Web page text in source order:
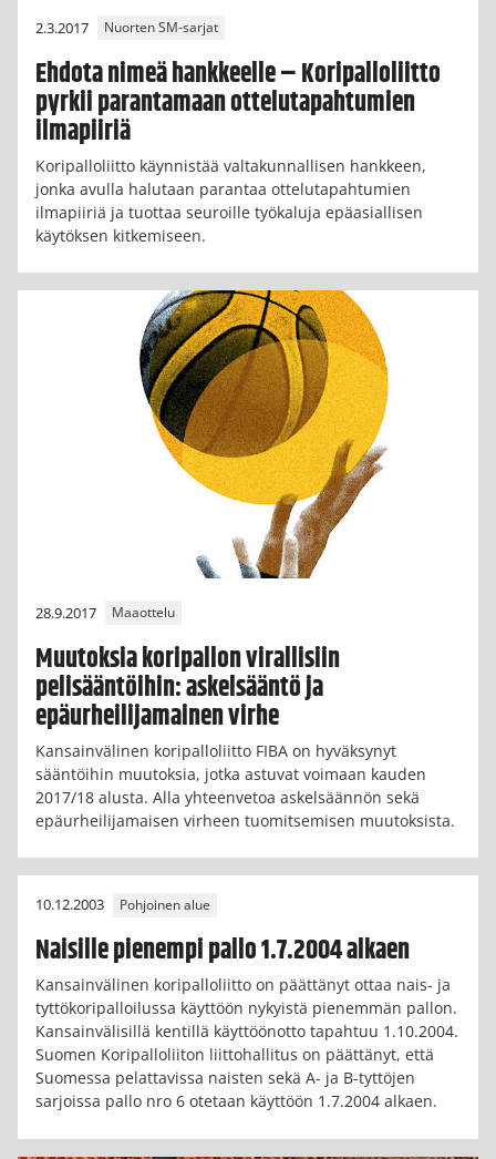
2.3.2017 Nuorten SM-sarjat
Ehdota nimeä hankkeelle – Koripalloliitto
pyrkii parantamaan ottelutapahtumien
ilmapiiriä
Koripalloliitto käynnistää valtakunnallisen hankkeen,
jonka avulla halutaan parantaa ottelutapahtumien
ilmapiiriä ja tuottaa seuroille työkaluja epäasiallisen
käytöksen kitkemiseen.
28.9.2017 Maaottelu
Muutoksia koripallon virallisiin
pelisääntöihin: askelsääntö ja
epäurheilijamainen virhe
Kansainvälinen koripalloliitto FIBA on hyväksynyt
sääntöihin muutoksia, jotka astuvat voimaan kauden
2017/18 alusta. Alla yhteenvetoa askelsäännön sekä
epäurheilijamaisen virheen tuomitsemisen muutoksista.
10.12.2003 Pohjoinen alue
Naisille pienempi pallo 1.7.2004 alkaen
Kansainvälinen koripalloliitto on päättänyt ottaa nais- ja
tyttökoripalloilussa käyttöön nykyistä pienemmän pallon.
Kansainvälisillä kentillä käyttöönotto tapahtuu 1.10.2004.
Suomen Koripalloliiton liittohallitus on päättänyt, että
Suomessa pelattavissa naisten sekä A- ja B-tyttöjen
sarjoissa pallo nro 6 otetaan käyttöön 1.7.2004 alkaen.